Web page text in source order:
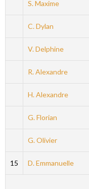
S. Maxime
C. Dylan
V. Delphine
R. Alexandre
H. Alexandre
G. Florian
G. Olivier
15 D. Emmanuelle